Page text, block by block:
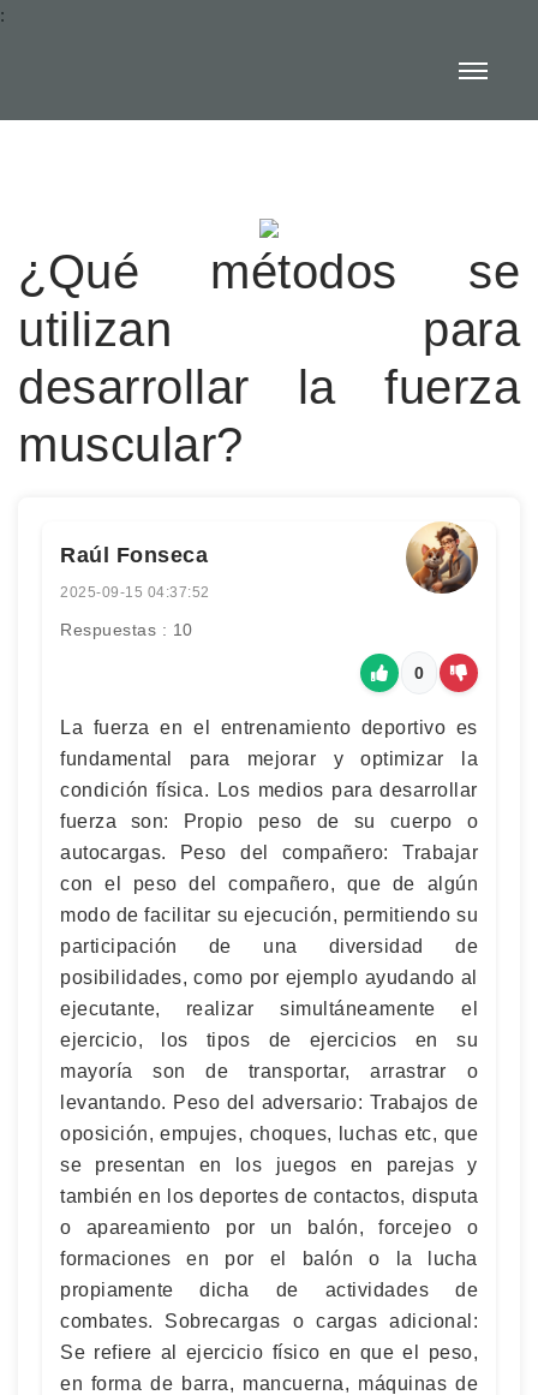
:
¿Qué métodos se
utilizan para
desarrollar la fuerza
muscular?
Raúl Fonseca
2025-09-15 04:37:52
Respuestas : 10
0
La fuerza en el entrenamiento deportivo es
fundamental para mejorar y optimizar la
condición física. Los medios para desarrollar
fuerza son: Propio peso de su cuerpo o
autocargas. Peso del compañero: Trabajar
con el peso del compañero, que de algún
modo de facilitar su ejecución, permitiendo su
participación de una diversidad de
posibilidades, como por ejemplo ayudando al
ejecutante, realizar simultáneamente el
ejercicio, los tipos de ejercicios en su
mayoría son de transportar, arrastrar o
levantando. Peso del adversario: Trabajos de
oposición, empujes, choques, luchas etc, que
se presentan en los juegos en parejas y
también en los deportes de contactos, disputa
o apareamiento por un balón, forcejeo o
formaciones en por el balón o la lucha
propiamente dicha de actividades de
combates. Sobrecargas o cargas adicional:
Se refiere al ejercicio físico en que el peso,
en forma de barra, mancuerna, máquinas de